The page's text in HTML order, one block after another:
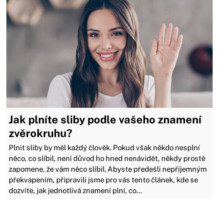
Jak plníte sliby podle vašeho znamení
zvěrokruhu?
Plnit sliby by měl každý člověk. Pokud však někdo nesplní
něco, co slíbil, není důvod ho hned nenávidět, někdy prostě
zapomene, že vám něco slíbil. Abyste předešli nepříjemným
překvapením, připravili jsme pro vás tento článek, kde se
dozvíte, jak jednotlivá znamení plní, co...